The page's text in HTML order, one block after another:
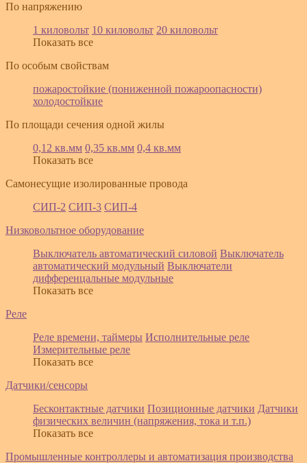
По напряжению
1 киловольт 10 киловольт 20 киловольт
Показать все
По особым свойствам
пожаростойкие (пониженной пожароопасности)
холодостойкие
По площади сечения одной жилы
0,12 кв.мм 0,35 кв.мм 0,4 кв.мм
Показать все
Самонесущие изолированные провода
СИП-2 СИП-3 СИП-4
Низковольтное оборудование
Выключатель автоматический силовой Выключатель
автоматический модульный Выключатели
дифференцальные модульные
Показать все
Реле
Реле времени, таймеры Исполнительные реле
Измерительные реле
Показать все
Датчики/сенсоры
Бесконтактные датчики Позиционные датчики Датчики
физических величин (напряжения, тока и т.п.)
Показать все
Промышленные контроллеры и автоматизация производства